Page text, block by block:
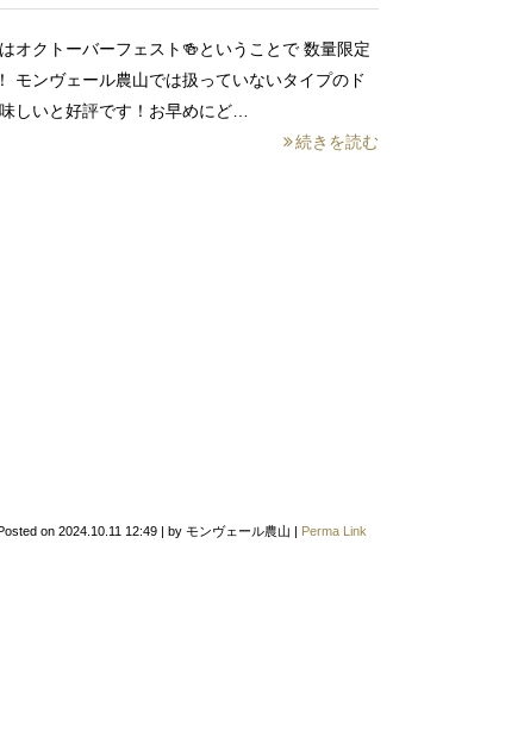
オクトーバーフェスト🍻ということで 数量限定
モンヴェール農山では扱っていないタイプのド
しいと好評です！お早めにど…
続きを読む
on 2024.10.11 12:49 | by モンヴェール農山 | Perma Link